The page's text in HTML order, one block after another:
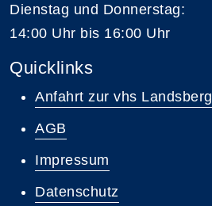
Dienstag und Donnerstag:
14:00 Uhr bis 16:00 Uhr
Quicklinks
Anfahrt zur vhs Landsberg
AGB
Impressum
Datenschutz